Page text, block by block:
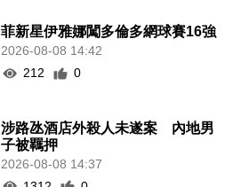
菲新星伊雅娜闖多倫多網球賽16強
2026-08-08 14:42
212
0
涉路氹酒店外殺人未遂案 內地男
子被羈押
2026-08-08 14:37